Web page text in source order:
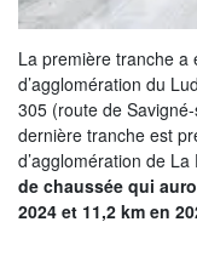
Tribunes
L'Assemblée
Histoire des
Le budget
Priorités et
La première tranche a
d’agglomération du
305 (route de
dernière tranche est
d’agglomération de La
de chaussée qui
2024 et 11,2 km en